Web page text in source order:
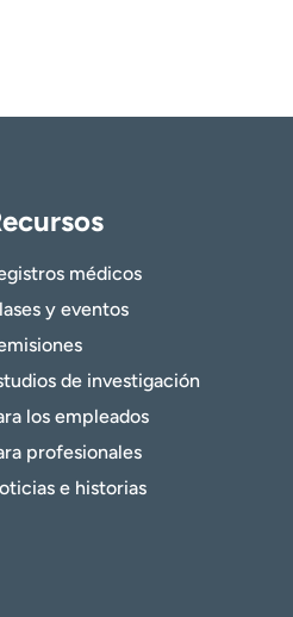
médicos
y eventos
de investigación
los empleados
profesionales
e historias